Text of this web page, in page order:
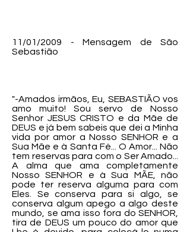
11/01/2009 - Mensagem de São
Sebastião
"-Amados irmãos, Eu, SEBASTIÃO vos
amo muito! Sou servo de Nosso
Senhor JESUS CRISTO e da Mãe de
DEUS e já bem sabeis que dei a Minha
vida por amor a Nosso SENHOR e a
Sua Mãe e à Santa Fé... O Amor... Não
tem reservas para com o Ser Amado...
A alma que ama completamente
Nosso SENHOR e à Sua MÃE, não
pode ter reserva alguma para com
Eles. Se conserva para si algo, se
conserva algum apego a algo deste
mundo, se ama isso fora do SENHOR,
tira de DEUS um pouco do amor que